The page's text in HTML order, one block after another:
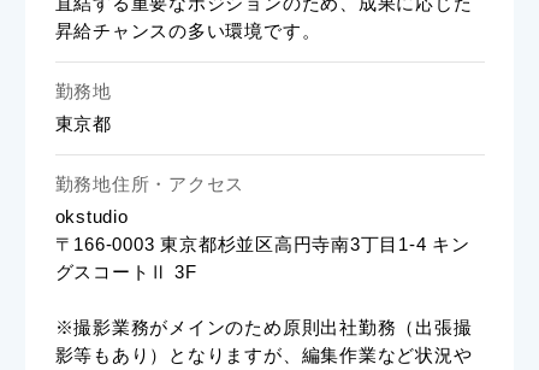
昇給チャンスの多い環境です。
勤務地
東京都
勤務地住所・アクセス
okstudio
〒166-0003 東京都杉並区高円寺南3丁目1-4 キン
グスコートⅡ 3F
※撮影業務がメインのため原則出社勤務（出張撮
影等もあり）となりますが、編集作業など状況や